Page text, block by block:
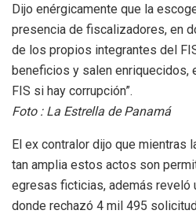
Dijo enérgicamente que la
presencia de fiscalizadores, en
de los propios integrantes del
beneficios y salen enriquecidos,
FIS si hay corrupción”.
Foto : La Estrella de Panamá
El ex contralor dijo que mientras
tan amplia estos actos son
egresas ficticias, además reveló
donde rechazó 4 mil 495